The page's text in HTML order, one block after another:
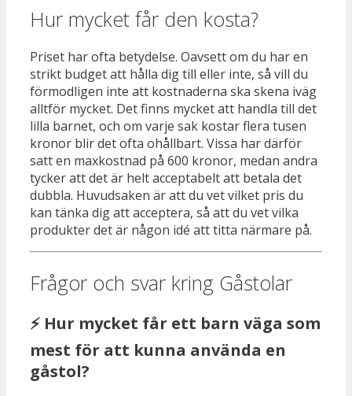
Hur mycket får den kosta?
Priset har ofta betydelse. Oavsett om du har en
strikt budget att hålla dig till eller inte, så vill du
förmodligen inte att kostnaderna ska skena iväg
alltför mycket. Det finns mycket att handla till det
lilla barnet, och om varje sak kostar flera tusen
kronor blir det ofta ohållbart. Vissa har därför
satt en maxkostnad på 600 kronor, medan andra
tycker att det är helt acceptabelt att betala det
dubbla. Huvudsaken är att du vet vilket pris du
kan tänka dig att acceptera, så att du vet vilka
produkter det är någon idé att titta närmare på.
Frågor och svar kring Gåstolar
⚡ Hur mycket får ett barn väga som
mest för att kunna använda en
gåstol?